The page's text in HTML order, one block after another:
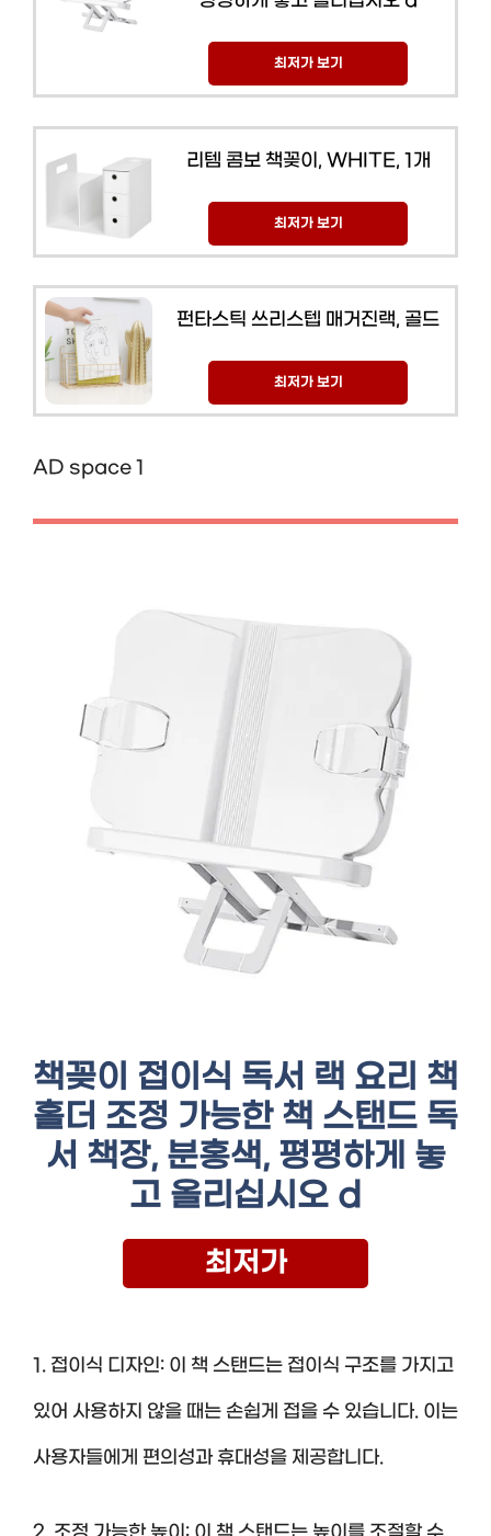
최저가 보기
리템 콤보 책꽂이, WHITE, 1개
최저가 보기
펀타스틱 쓰리스텝 매거진랙, 골드
최저가 보기
AD space 1
책꽂이 접이식 독서 랙 요리 책
홀더 조정 가능한 책 스탠드 독
서 책장, 분홍색, 평평하게 놓
고 올리십시오 d
최저가
1. 접이식 디자인: 이 책 스탠드는 접이식 구조를 가지고
있어 사용하지 않을 때는 손쉽게 접을 수 있습니다. 이는
사용자들에게 편의성과 휴대성을 제공합니다.